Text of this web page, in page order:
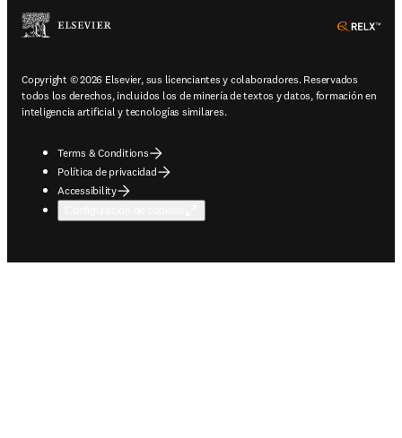
Copyright © 2026 Elsevier, sus licenciantes y colaboradores. Reservados
todos los derechos, incluidos los de minería de textos y datos, formación en
inteligencia artificial y tecnologías similares.
Terms & Conditions
Política de privacidad
Accessibility